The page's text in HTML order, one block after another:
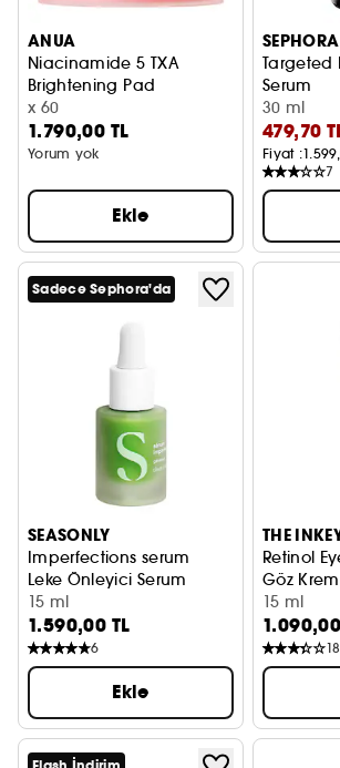
ANUA
Niacinamide 5 TXA
Brightening Pad
Niasinamid İçeren Aydınlatıcı Pedler
x 60
1.790,00 TL
Yorum yok
Ekle
Targeted
Serum
Leke
30 ml
479,70
Fiyat :
7
Sadece Sephora'da
SEASONLY
Imperfections serum
Leke Önleyici Serum
15 ml
1.590,00 TL
6
Ekle
THE
Retinol
Göz
15 ml
18